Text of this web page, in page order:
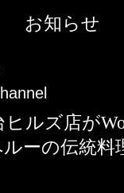
お知らせ
ルズ店が
ルーの伝統料